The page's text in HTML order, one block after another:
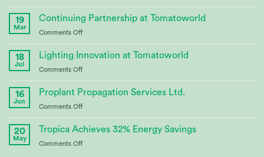
CABBI
–
Crop
Research
19
Mar
Continuing Partnership at Tomatoworld
Comments Offon
Continuing
Partnership
18
Jul
Lighting Innovation at Tomatoworld
Comments Offon
Lighting
Innovation
16
Jun
Proplant Propagation Services Ltd.
Comments Offon
Proplant
Propagation
20
May
Tropica Achieves 32% Energy Savings
Comments Offon